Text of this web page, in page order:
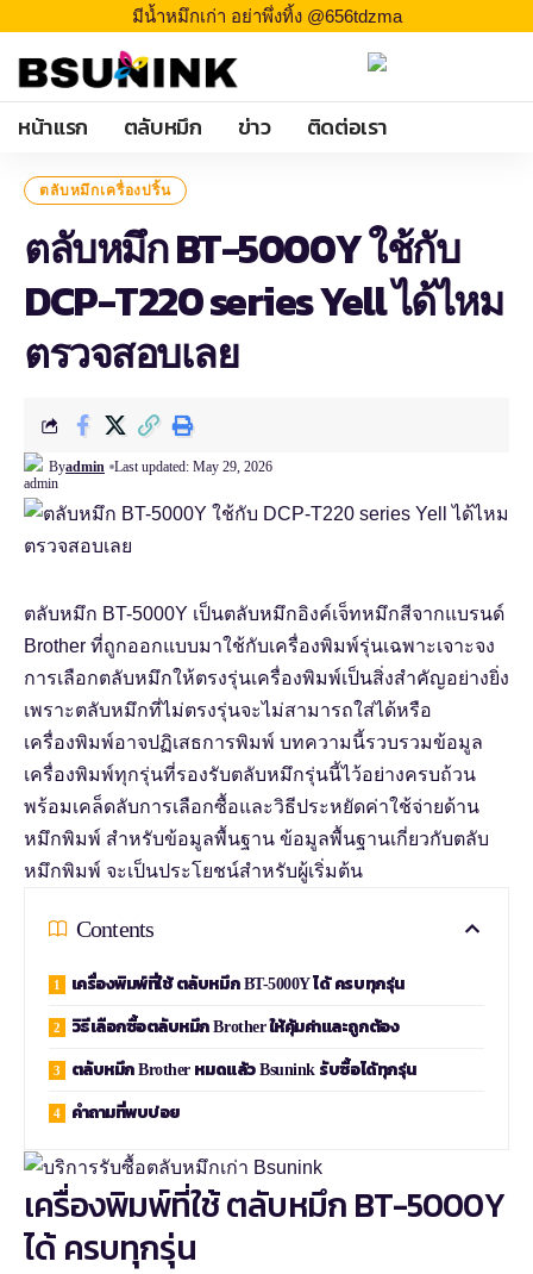
มีน้ำหมึกเก่า อย่าพึ่งทิ้ง @656tdzma
หน้าแรก ตลับหมึก ข่าว ติดต่อเรา
ตลับหมึกเครื่องปริ้น
ตลับหมึก BT-5000Y ใช้กับ
DCP-T220 series Yell ได้ไหม
ตรวจสอบเลย
Byadmin Last updated: May 29, 2026
ตลับหมึก BT-5000Y เป็นตลับหมึกอิงค์เจ็ทหมึกสีจากแบรนด์
Brother ที่ถูกออกแบบมาใช้กับเครื่องพิมพ์รุ่นเฉพาะเจาะจง
การเลือกตลับหมึกให้ตรงรุ่นเครื่องพิมพ์เป็นสิ่งสำคัญอย่างยิ่ง
เพราะตลับหมึกที่ไม่ตรงรุ่นจะไม่สามารถใส่ได้หรือ
เครื่องพิมพ์อาจปฏิเสธการพิมพ์ บทความนี้รวบรวมข้อมูล
เครื่องพิมพ์ทุกรุ่นที่รองรับตลับหมึกรุ่นนี้ไว้อย่างครบถ้วน
พร้อมเคล็ดลับการเลือกซื้อและวิธีประหยัดค่าใช้จ่ายด้าน
หมึกพิมพ์ สำหรับข้อมูลพื้นฐาน ข้อมูลพื้นฐานเกี่ยวกับตลับ
หมึกพิมพ์ จะเป็นประโยชน์สำหรับผู้เริ่มต้น
Contents
เครื่องพิมพ์ที่ใช้ ตลับหมึก BT-5000Y ได้ ครบทุกรุ่น
วิธีเลือกซื้อตลับหมึก Brother ให้คุ้มค่าและถูกต้อง
ตลับหมึก Brother หมดแล้ว Bsunink รับซื้อได้ทุกรุ่น
คำถามที่พบบ่อย
เครื่องพิมพ์ที่ใช้ ตลับหมึก BT-5000Y
ได้ ครบทุกรุ่น